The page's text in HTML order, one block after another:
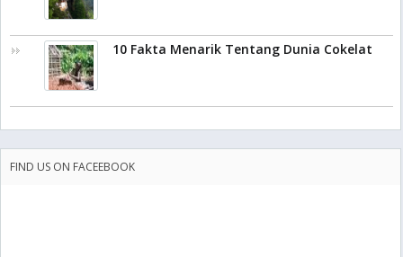
10 Fakta Menarik Tentang Dunia Cokelat
FIND US ON FACEEBOOK